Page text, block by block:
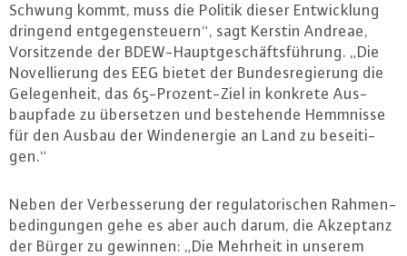
Schwung kommt, muss die Politik dieser Ent­wick­lung
dringend ent­ge­gen­steu­ern“, sagt Kerstin Andreae,
Vor­sit­zen­de der BDEW-Haupt­ge­schäfts­füh­rung. „Die
No­vel­lie­rung des EEG bietet der Bun­des­re­gie­rung die
Ge­le­gen­heit, das 65-Pro­zent-Ziel in konkrete Aus­
baupfa­de zu über­set­zen und be­ste­hen­de Hemmnisse
für den Ausbau der Wind­ener­gie an Land zu be­sei­ti­
gen.“
Neben der Ver­bes­se­rung der re­gu­la­to­ri­schen Rah­men­
be­din­gun­gen gehe es aber auch darum, die Akzeptanz
der Bürger zu gewinnen: „Die Mehrheit in unserem